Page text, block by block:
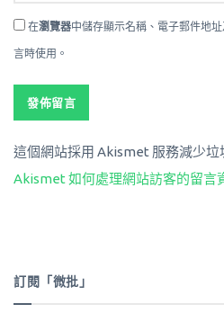
在瀏覽器中儲存顯示名稱、電子郵件地
言時使用。
這個網站採用 Akismet 服務減少垃
Akismet 如何處理網站訪客的留言
訂閱「微批」